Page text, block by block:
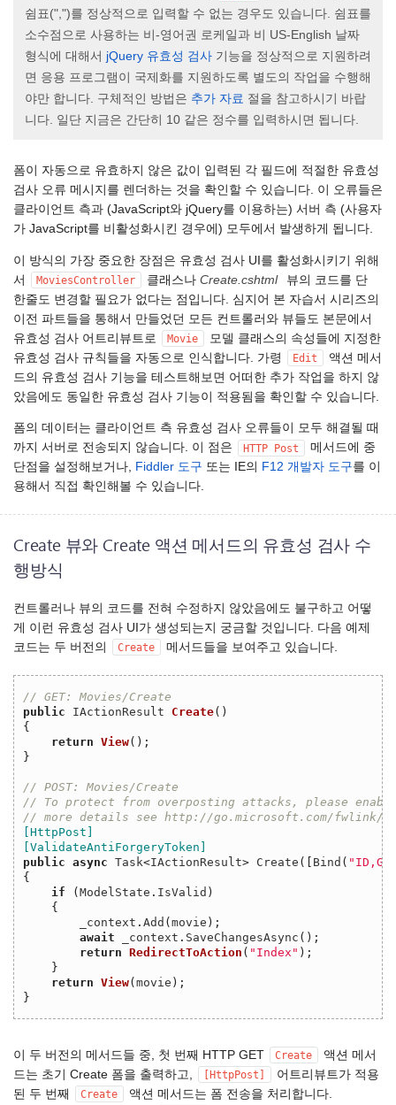
쉼표(",")를 정상적으로 입력할 수 없는 경우도 있습니다. 쉼표를
소수점으로 사용하는 비-영어권 로케일과 비 US-English 날짜
형식에 대해서 jQuery 유효성 검사 기능을 정상적으로 지원하려
면 응용 프로그램이 국제화를 지원하도록 별도의 작업을 수행해
야만 합니다. 구체적인 방법은 추가 자료 절을 참고하시기 바랍
니다. 일단 지금은 간단히 10 같은 정수를 입력하시면 됩니다.
폼이 자동으로 유효하지 않은 값이 입력된 각 필드에 적절한 유효성
검사 오류 메시지를 렌더하는 것을 확인할 수 있습니다. 이 오류들은
클라이언트 측과 (JavaScript와 jQuery를 이용하는) 서버 측 (사용자
가 JavaScript를 비활성화시킨 경우에) 모두에서 발생하게 됩니다.
이 방식의 가장 중요한 장점은 유효성 검사 UI를 활성화시키기 위해
서
MoviesController 클래스나 Create.cshtml
뷰의 코드를 단
한줄도 변경할 필요가 없다는 점입니다. 심지어 본 자습서 시리즈의
이전 파트들을 통해서 만들었던 모든 컨트롤러와 뷰들도 본문에서
유효성 검사 어트리뷰트로
Movie
모델 클래스의 속성들에 지정한
유효성 검사 규칙들을 자동으로 인식합니다. 가령
Edit
액션 메서
드의 유효성 검사 기능을 테스트해보면 어떠한 추가 작업을 하지 않
았음에도 동일한 유효성 검사 기능이 적용됨을 확인할 수 있습니다.
폼의 데이터는 클라이언트 측 유효성 검사 오류들이 모두 해결될 때
까지 서버로 전송되지 않습니다. 이 점은
HTTP Post
메서드에 중
단점을 설정해보거나, Fiddler 도구 또는 IE의 F12 개발자 도구를 이
용해서 직접 확인해볼 수 있습니다.
Create 뷰와 Create 액션 메서드의 유효성 검사 수
행방식
컨트롤러나 뷰의 코드를 전혀 수정하지 않았음에도 불구하고 어떻
게 이런 유효성 검사 UI가 생성되는지 궁금할 것입니다. 다음 예제
코드는 두 버전의
Create 메서드들을 보여주고 있습니다.
// GET: Movies/Create
public
IActionResult Create()
{
return View();
}
// POST: Movies/Create
// To protect from overposting attacks, please
// more details see http://go.microsoft.com/fwlink/
[HttpPost]
[ValidateAntiForgeryToken]
public async Task<IActionResult> Create ([ Bind (
{
if
( ModelState . IsValid )
{
_context . Add ( movie );
await
_context . SaveChangesAsync ();
return RedirectToAction ( "Index" );
}
return View( movie );
}
이 두 버전의 메서드들 중, 첫 번째 HTTP GET Create
액션 메서
드는 초기 Create 폼을 출력하고,
[HttpPost]
어트리뷰트가 적용
된 두 번째
Create
액션 메서드는 폼 전송을 처리합니다.